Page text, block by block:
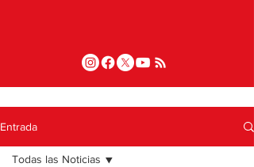
Entrada
Todas las Noticias